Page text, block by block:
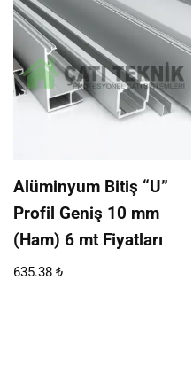
Alüminyum Bitiş “U”
Profil Geniş 10 mm
(Ham) 6 mt Fiyatları
635.38 ₺